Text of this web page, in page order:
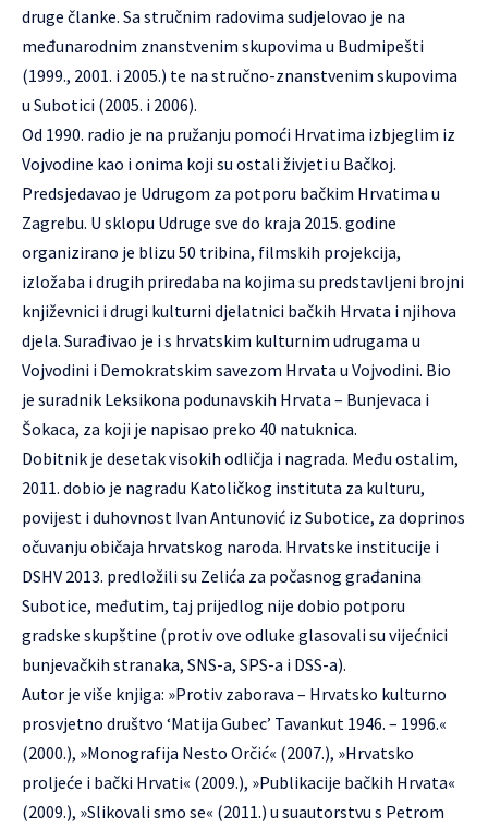
druge članke. Sa stručnim radovima sudjelovao je na
međunarodnim znanstvenim skupovima u Budmipešti
(1999., 2001. i 2005.) te na stručno-znanstvenim skupovima
u Subotici (2005. i 2006).
Od 1990. radio je na pružanju pomoći Hrvatima izbjeglim iz
Vojvodine kao i onima koji su ostali živjeti u Bačkoj.
Predsjedavao je Udrugom za potporu bačkim Hrvatima u
Zagrebu. U sklopu Udruge sve do kraja 2015. godine
organizirano je blizu 50 tribina, filmskih projekcija,
izložaba i drugih priredaba na kojima su predstavljeni brojni
književnici i drugi kulturni djelatnici bačkih Hrvata i njihova
djela. Surađivao je i s hrvatskim kulturnim udrugama u
Vojvodini i Demokratskim savezom Hrvata u Vojvodini. Bio
je suradnik Leksikona podunavskih Hrvata – Bunjevaca i
Šokaca, za koji je napisao preko 40 natuknica.
Dobitnik je desetak visokih odličja i nagrada. Među ostalim,
2011. dobio je nagradu Katoličkog instituta za kulturu,
povijest i duhovnost Ivan Antunović iz Subotice, za doprinos
očuvanju običaja hrvatskog naroda. Hrvatske institucije i
DSHV 2013. predložili su Zelića za počasnog građanina
Subotice, međutim, taj prijedlog nije dobio potporu
gradske skupštine (protiv ove odluke glasovali su vijećnici
bunjevačkih stranaka, SNS-a, SPS-a i DSS-a).
Autor je više knjiga: »Protiv zaborava – Hrvatsko kulturno
prosvjetno društvo ‘Matija Gubec’ Tavankut 1946. – 1996.«
(2000.), »Monografija Nesto Orčić« (2007.), »Hrvatsko
proljeće i bački Hrvati« (2009.), »Publikacije bačkih Hrvata«
(2009.), »Slikovali smo se« (2011.) u suautorstvu s Petrom